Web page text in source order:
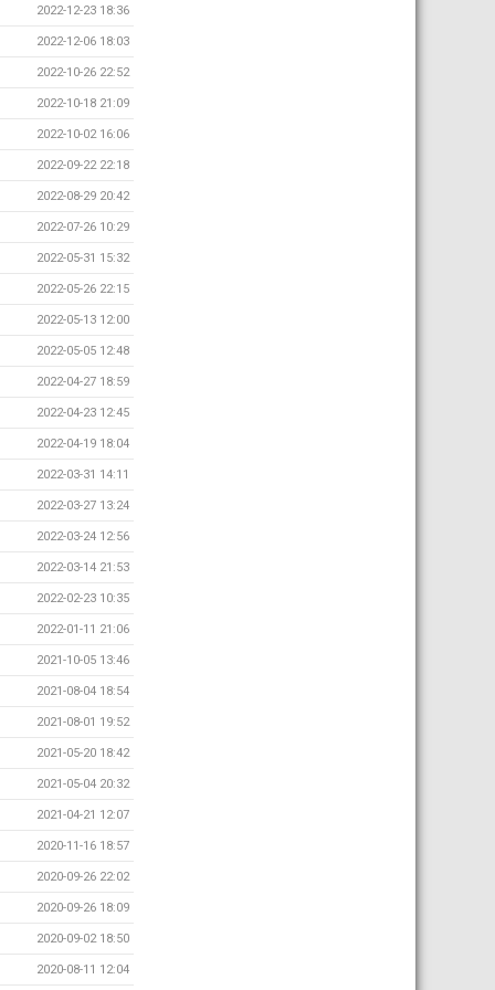
2022-12-23 18:36
2022-12-06 18:03
2022-10-26 22:52
2022-10-18 21:09
2022-10-02 16:06
2022-09-22 22:18
2022-08-29 20:42
2022-07-26 10:29
2022-05-31 15:32
2022-05-26 22:15
2022-05-13 12:00
2022-05-05 12:48
2022-04-27 18:59
2022-04-23 12:45
2022-04-19 18:04
2022-03-31 14:11
2022-03-27 13:24
2022-03-24 12:56
2022-03-14 21:53
2022-02-23 10:35
2022-01-11 21:06
2021-10-05 13:46
2021-08-04 18:54
2021-08-01 19:52
2021-05-20 18:42
2021-05-04 20:32
2021-04-21 12:07
2020-11-16 18:57
2020-09-26 22:02
2020-09-26 18:09
2020-09-02 18:50
2020-08-11 12:04